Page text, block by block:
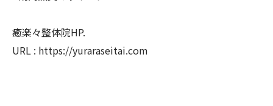
癒楽々整体院HP.
URL : https://yuraraseitai.com